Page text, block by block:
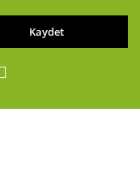
Kaydet